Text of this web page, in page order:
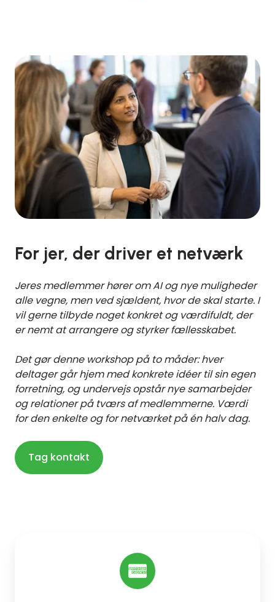
For jer, der driver et netværk
Jeres medlemmer hører om AI og nye muligheder
alle vegne, men ved sjældent, hvor de skal starte. I
vil gerne tilbyde noget konkret og værdifuldt, der
er nemt at arrangere og styrker fællesskabet.
Det gør denne workshop på to måder: hver
deltager går hjem med konkrete idéer til sin egen
forretning, og undervejs opstår nye samarbejder
og relationer på tværs af medlemmerne. Værdi
for den enkelte og for netværket på én halv dag.
Tag kontakt